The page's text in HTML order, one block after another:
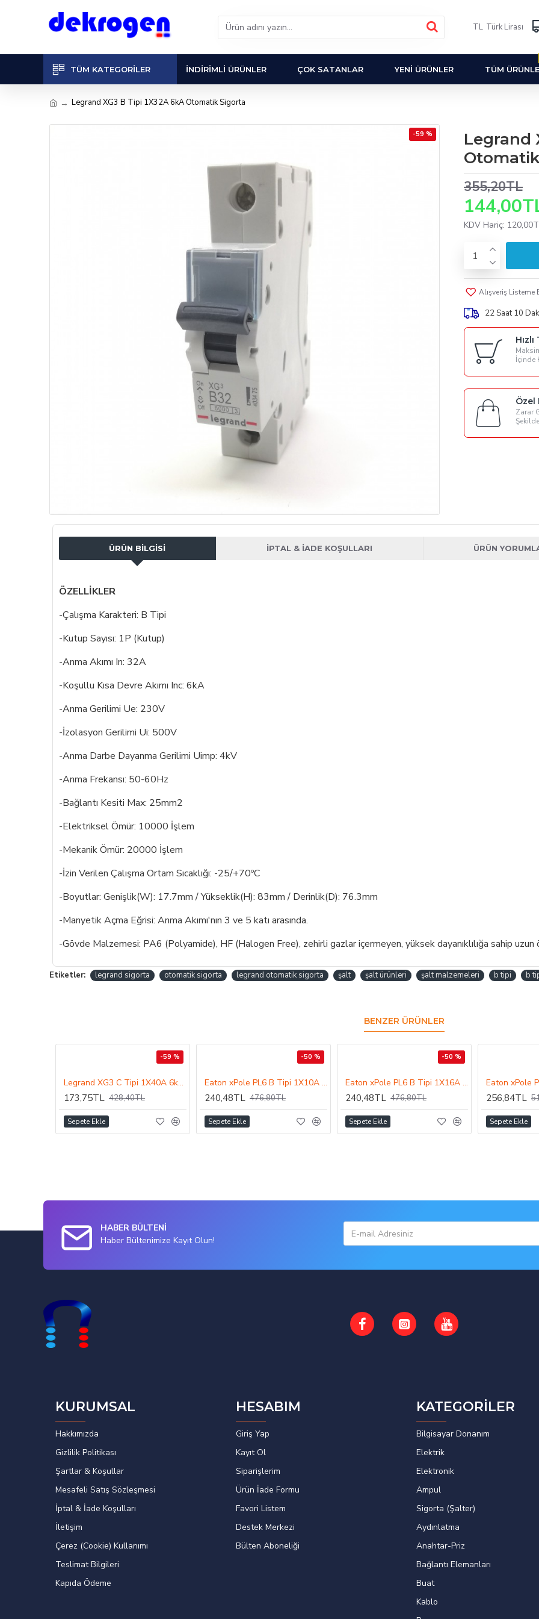
TL Türk Lirası
TÜM KATEGORILER İNDIRIMLI ÜRÜNLER ÇOK SATANLAR YENI ÜRÜNLER TÜM
Legrand XG3 B Tipi 1X32A 6kA Otomatik Sigorta
-59 %
Legrand
355,20TL
KDV Hariç:
Alışveriş Listeme
İçinde
Özel
Zarar
22 Saat 10
ÜRÜN BILGISI İPTAL & İADE KOŞULLARI ÜRÜN
ÖZELLİKLER
-Çalışma Karakteri: B Tipi
-Kutup Sayısı: 1P (Kutup)
-Anma Akımı In: 32A
-Koşullu Kısa Devre Akımı Inc: 6kA
-Anma Gerilimi Ue: 230V
-İzolasyon Gerilimi Ui: 500V
-Anma Darbe Dayanma Gerilimi Uimp: 4kV
-Anma Frekansı: 50-60Hz
-Bağlantı Kesiti Max: 25mm2
-Elektriksel Ömür: 10000 İşlem
-Mekanik Ömür: 20000 İşlem
-İzin Verilen Çalışma Ortam Sıcaklığı: -25/+70ºC
-Boyutlar: Genişlik(W): 17.7mm / Yükseklik(H): 83mm / Derinlik(D): 76.3mm
-Manyetik Açma Eğrisi: Anma Akımı'nın 3 ve 5 katı arasında.
-Gövde Malzemesi: PA6 (Polyamide), HF (Halogen Free), zehirli gazlar içermeyen, yüksek dayanıklılığa sahip
Etiketler: legrand sigorta otomatik sigorta legrand otomatik sigorta şalt şalt ürünleri şalt malzemeleri b tipi b
BENZER ÜRÜNLER
-59 %
Legrand XG3 C Tipi 1X40A 6kA Otomatik Sigorta
173,75TL 428,40TL
Sepete Ekle
-50 %
Eaton xPole PL6 B Tipi 1X10A 6kA Otomatik Sigorta
240,48TL 476,80TL
Sepete Ekle
-50 %
Eaton xPole PL6 B Tipi 1X16A 6kA Otomatik Sigorta
240,48TL 476,80TL
Sepete Ekle
256,84TL
Sepete Ekle
HABER BÜLTENİ
Haber Bültenimize Kayıt Olun!
KURUMSAL
Hakkımızda
Gizlilik Politikası
Şartlar & Koşullar
Mesafeli Satış Sözleşmesi
İptal & İade Koşulları
İletişim
Çerez (Cookie) Kullanımı
Teslimat Bilgileri
Kapıda Ödeme
HESABIM
Giriş Yap
Kayıt Ol
Siparişlerim
Ürün İade Formu
Favori Listem
Destek Merkezi
Bülten Aboneliği
KATEGORİLER
Bilgisayar Donanım
Elektrik
Elektronik
Ampul
Sigorta (Şalter)
Aydınlatma
Anahtar-Priz
Bağlantı Elemanları
Buat
Kablo